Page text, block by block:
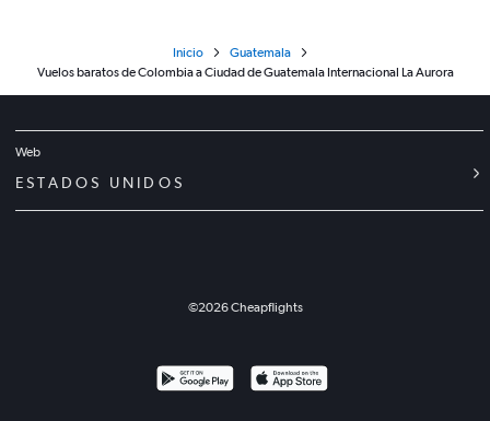
Inicio
Guatemala
Vuelos baratos de Colombia a Ciudad de Guatemala Internacional La Aurora
Web
ESTADOS UNIDOS
©2026Cheapflights